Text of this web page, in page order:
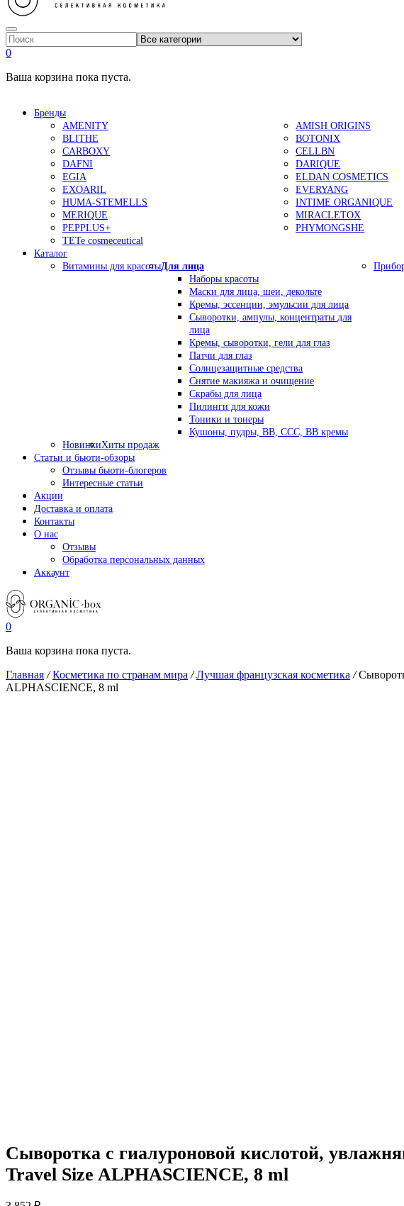
0
Ваша корзина пока пуста.
Бренды
AMENITY
AMISH ORIGINS
BLITHE
BOTONIX
CARBOXY
CELLBN
DAFNI
DARIQUE
EGIA
ELDAN COSMETICS
EXOARIL
EVERYANG
HUMA-STEMELLS
INTIME ORGANIQUE
MERIQUE
MIRACLETOX
PEPPLUS+
PHYMONGSHE
TETe cosmeceutical
Каталог
Витамины для красотыДля лица
Наборы красоты
Маски для лица, шеи, декольте
Кремы, эссенции, эмульсии для лица
Сыворотки, ампулы, концентраты для
лица
Кремы, сыворотки, гели для глаз
Патчи для глаз
Солнцезащитные средства
Снятие макияжа и очищение
Скрабы для лица
Пилинги для кожи
Тоники и тонеры
Кушоны, пудры, ВВ, ССС, ВВ кремы
НовинкиХиты продаж
Статьи и бьюти-обзоры
Отзывы бьюти-блогеров
Интересные статьи
Акции
Доставка и оплата
Контакты
О нас
Отзывы
Обработка персональных данных
Аккаунт
0
Ваша корзина пока пуста.
Главная /Косметика по странам мира /Лучшая французская косметика /
ALPHASCIENCE, 8 ml
Сыворотка с гиалуроновой кислотой,
Travel Size ALPHASCIENCE, 8 ml